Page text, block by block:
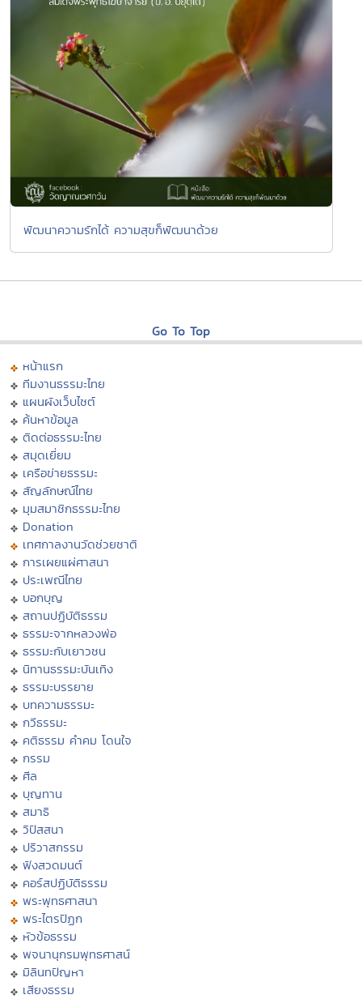
พัฒนาความรักได้ ความสุขก็พัฒนาด้วย
Go To Top
หน้าแรก
ทีมงานธรรมะไทย
แผนผังเว็บไซต์
ค้นหาข้อมูล
ติดต่อธรรมะไทย
สมุดเยี่ยม
เครือข่ายธรรมะ
สัญลักษณ์ไทย
มุมสมาชิกธรรมะไทย
Donation
เทศกาลงานวัดช่วยชาติ
การเผยแผ่ศาสนา
ประเพณีไทย
บอกบุญ
สถานปฏิบัติธรรม
ธรรมะจากหลวงพ่อ
ธรรมะกับเยาวชน
นิทานธรรมะบันเทิง
ธรรมะบรรยาย
บทความธรรมะ
กวีธรรมะ
คติธรรม คำคม โดนใจ
กรรม
ศีล
บุญทาน
สมาธิ
วิปัสสนา
ปริวาสกรรม
ฟังสวดมนต์
คอร์สปฏิบัติธรรม
พระพุทธศาสนา
พระไตรปิฏก
หัวข้อธรรม
พจนานุกรมพุทธศาสน์
มิลินทปัญหา
เสียงธรรม